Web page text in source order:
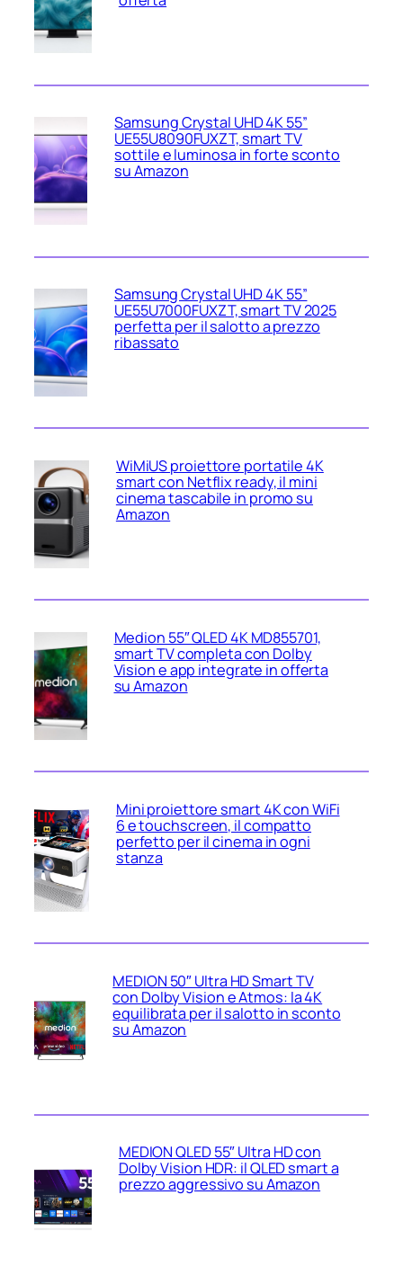
Samsung Crystal UHD 4K 55”
UE55U8090FUXZT, smart TV
sottile e luminosa in forte sconto
su Amazon
Samsung Crystal UHD 4K 55”
UE55U7000FUXZT, smart TV 2025
perfetta per il salotto a prezzo
ribassato
WiMiUS proiettore portatile 4K
smart con Netflix ready, il mini
cinema tascabile in promo su
Amazon
Medion 55″ QLED 4K MD855701,
smart TV completa con Dolby
Vision e app integrate in offerta
su Amazon
Mini proiettore smart 4K con WiFi
6 e touchscreen, il compatto
perfetto per il cinema in ogni
stanza
MEDION 50″ Ultra HD Smart TV
con Dolby Vision e Atmos: la 4K
equilibrata per il salotto in sconto
su Amazon
MEDION QLED 55″ Ultra HD con
Dolby Vision HDR: il QLED smart a
prezzo aggressivo su Amazon